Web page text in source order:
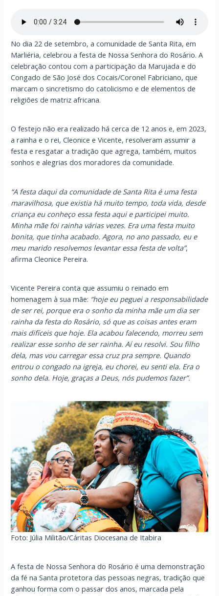
No dia 22 de setembro, a comunidade de Santa Rita, em
Marliéria, celebrou a festa de Nossa Senhora do Rosário. A
celebração contou com a participação da Marujada e do
Congado de São José dos Cocais/Coronel Fabriciano, que
marcam o sincretismo do catolicismo e de elementos de
religiões de matriz africana.
O festejo não era realizado há cerca de 12 anos e, em 2023,
a rainha e o rei, Cleonice e Vicente, resolveram assumir a
festa e resgatar a tradição que agrega, também, muitos
sonhos e alegrias dos moradores da comunidade.
“A festa daqui da comunidade de Santa Rita é uma festa
maravilhosa, que existia há muito tempo, toda vida, desde
criança eu conheço essa festa aqui e participei muito.
Minha mãe foi rainha várias vezes. Era uma festa muito
bonita, que tinha acabado. Agora, no ano passado, eu e
meu marido resolvemos levantar essa festa de volta”,
afirma Cleonice Pereira.
Vicente Pereira conta que assumiu o reinado em
homenagem à sua mãe: “hoje eu peguei a responsabilidade
de ser rei, porque era o sonho da minha mãe um dia ser
rainha da festa do Rosário, só que as coisas antes eram
mais difíceis que hoje. Ela acabou falecendo, morreu sem
realizar esse sonho de ser rainha. Aí eu resolvi. Sou filho
dela, mas vou carregar essa cruz pra sempre. Quando
entrou o congado na igreja, eu chorei, eu senti ela. Era o
sonho dela. Hoje, graças a Deus, nós pudemos fazer”.
Foto: Júlia Militão/Cáritas Diocesana de Itabira
A festa de Nossa Senhora do Rosário é uma demonstração
da fé na Santa protetora das pessoas negras, tradição que
ganhou forma com o passar dos anos, marcada pela